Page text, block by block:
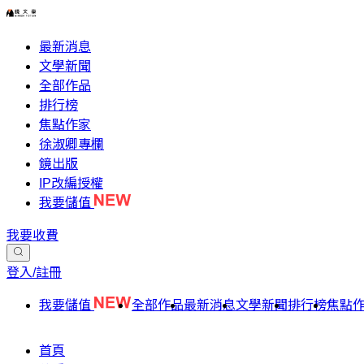
最新消息
文學新聞
全部作品
排行榜
焦點作家
徐淑卿專欄
鏡出版
IP改編授權
我要儲值
我要收費
登入/註冊
我要儲值 全部作品最新消息文學新聞排行榜焦點
首頁